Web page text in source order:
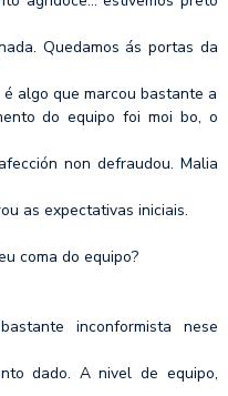
Quedamos ás portas da
algo que marcou bastante a
do equipo foi moi bo, o
non defraudou. Malia
as expectativas iniciais.
coma do equipo?
inconformista nese
dado. A nivel de equipo,